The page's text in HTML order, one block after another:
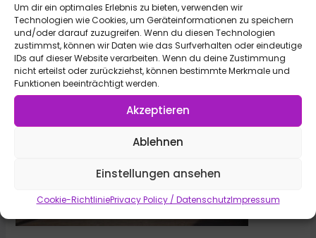
Um dir ein optimales Erlebnis zu bieten, verwenden wir
Technologien wie Cookies, um Geräteinformationen zu speichern
und/oder darauf zuzugreifen. Wenn du diesen Technologien
zustimmst, können wir Daten wie das Surfverhalten oder eindeutige
IDs auf dieser Website verarbeiten. Wenn du deine Zustimmung
nicht erteilst oder zurückziehst, können bestimmte Merkmale und
Funktionen beeinträchtigt werden.
Akzeptieren
Ablehnen
Einstellungen ansehen
Cookie-RichtliniePrivacy Policy / DatenschutzImpressum
körperliche Gesundheit
Ganzkörper-Trainingsplan für Frauen – PDF gratis dazu!